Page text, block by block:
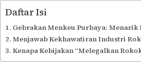
Daftar Isi
Gebrakan Menkeu Purbaya: Menarik
Menjawab Kekhawatiran Industri
Kenapa Kebijakan “Melegalkan